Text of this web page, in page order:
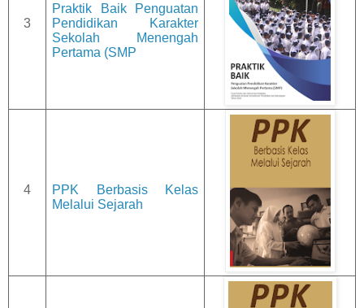
3
Praktik Baik Penguatan
Pendidikan Karakter
Sekolah Menengah
Pertama (SMP
4
PPK Berbasis Kelas
Melalui Sejarah